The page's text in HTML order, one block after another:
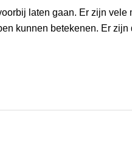
laten gaan. Er zijn vele
kunnen betekenen. Er